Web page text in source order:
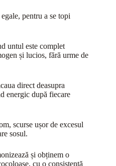
pentru a se topi
untul este complet
și lucios, fără urme de
direct deasupra
energic după fiecare
scurse ușor de excesul
sosul.
și obținem o
cu o consistență